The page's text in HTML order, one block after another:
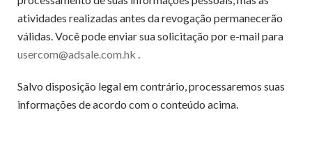
atividades realizadas antes da revogação permanecerão
válidas. Você pode enviar sua solicitação por e-mail para
usercom@adsale.com.hk .
Salvo disposição legal em contrário, processaremos suas
informações de acordo com o conteúdo acima.